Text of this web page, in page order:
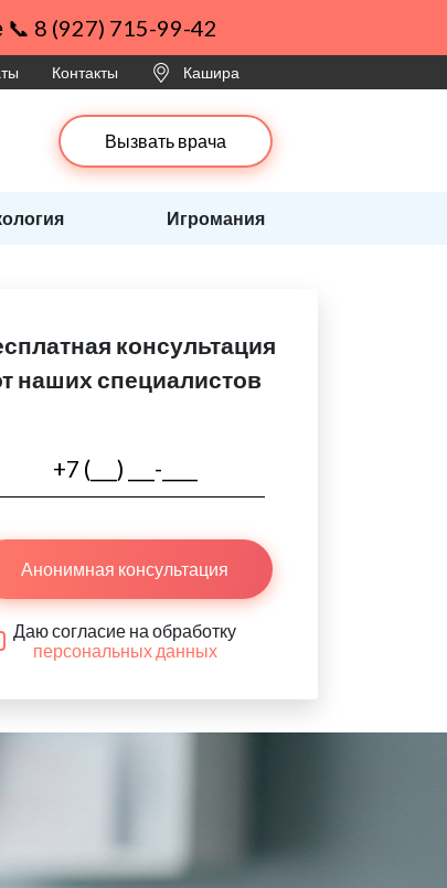
📞 8 (927) 715-99-42
Контакты Кашира
Вызвать врача
Игромания
консультация
наших специалистов
Анонимная консультация
Даю согласие на обработку
персональных данных